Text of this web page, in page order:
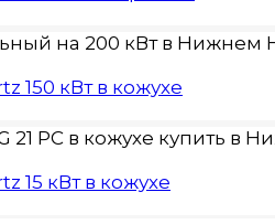
150 кВт в кожухе
15 кВт в кожухе